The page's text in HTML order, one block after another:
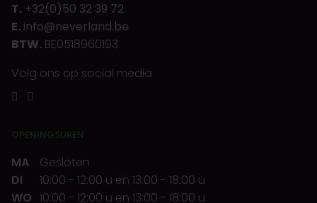
T. +32(0)50 32 39 72
E. info@neverland.be
BTW. BE0518960193
Volg ons op social media
OPENINGSUREN
MA
Gesloten
DI
10:00 - 12:00 u en 13:00 - 18:00 u
WO 10:00 - 12:00 u en 13:00 - 18:00 u